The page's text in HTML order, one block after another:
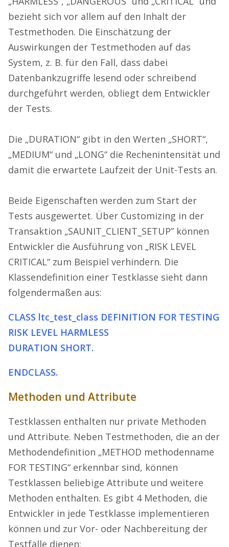
bezieht sich vor allem auf den Inhalt der
Testmethoden. Die Einschätzung der
Auswirkungen der Testmethoden auf das
System, z. B. für den Fall, dass dabei
Datenbankzugriffe lesend oder schreibend
durchgeführt werden, obliegt dem Entwickler
der Tests.
Die „DURATION“ gibt in den Werten „SHORT“,
„MEDIUM“ und „LONG“ die Rechenintensität und
damit die erwartete Laufzeit der Unit-Tests an.
Beide Eigenschaften werden zum Start der
Tests ausgewertet. Über Customizing in der
Transaktion „SAUNIT_CLIENT_SETUP” können
Entwickler die Ausführung von „RISK LEVEL
CRITICAL“ zum Beispiel verhindern. Die
Klassendefinition einer Testklasse sieht dann
folgendermaßen aus:
CLASS ltc_test_class DEFINITION FOR TESTING
RISK LEVEL HARMLESS
DURATION SHORT.
ENDCLASS.
Methoden und Attribute
Testklassen enthalten nur private Methoden
und Attribute. Neben Testmethoden, die an der
Methodendefinition „METHOD methodenname
FOR TESTING“ erkennbar sind, können
Testklassen beliebige Attribute und weitere
Methoden enthalten. Es gibt 4 Methoden, die
Entwickler in jede Testklasse implementieren
können und zur Vor- oder Nachbereitung der
Testfälle dienen: